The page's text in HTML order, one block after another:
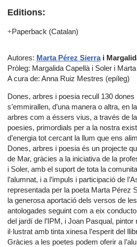
Editions:
Paperback (Catalan)
Autores: Marta Pérez Sierrai
Pròleg: Margalida Capellà i Soler i
A cura de: Anna Ruiz Mestres (epíleg)
Dones, arbres i poesia recull 130 dones
s’emmirallen, d’una manera o altra, en
arbres com a éssers vius, a través de
poesies, primordials per a la nostra
d’energia tot cercant la llum que ens
Dones, arbres i poesia és un projecte
de Mar, gràcies a la iniciativa de la
i Soler, amb el suport de tota la
l’alumnat, i a l’impuls i participació de
representada per la poeta Marta Pérez
la generosa aportació dels versos de
antologades seguint com a eix
del jardí de l’IPM, i Joan Pasqual, pintor
il·lustrat amb tinta xinesa l’esperit del
Gràcies a les poetes podem oferir a